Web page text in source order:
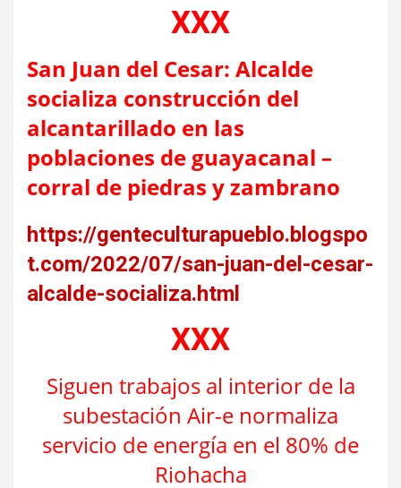
XXX
San Juan del Cesar: Alcalde
socializa construcción del
alcantarillado en las
poblaciones de guayacanal –
corral de piedras y zambrano
https://genteculturapueblo.blogspo
t.com/2022/07/san-juan-del-cesar-
alcalde-socializa.html
XXX
Siguen trabajos al interior de la
subestación Air-e normaliza
servicio de energía en el 80% de
Riohacha